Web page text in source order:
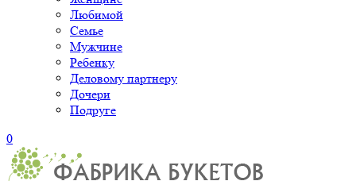
Любимой
Семье
Мужчине
Ребенку
Деловому партнеру
Дочери
Подруге
0